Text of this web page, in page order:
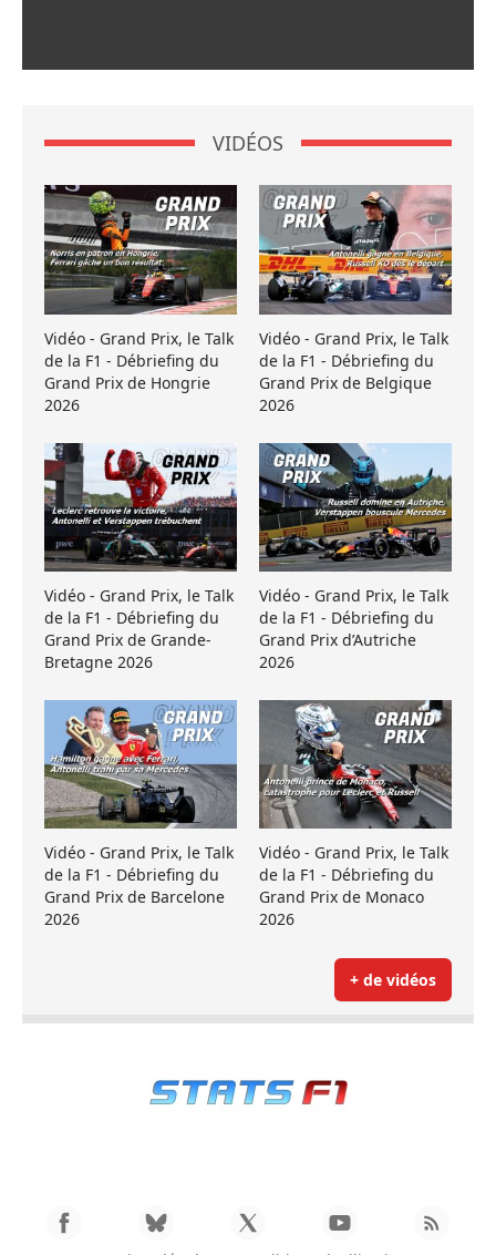
VIDÉOS
Vidéo - Grand Prix, le Talk
de la F1 - Débriefing du
Grand Prix de Hongrie
2026
Vidéo - Grand Prix, le Talk
de la F1 - Débriefing du
Grand Prix de Belgique
2026
Vidéo - Grand Prix, le Talk
de la F1 - Débriefing du
Grand Prix de Grande-
Bretagne 2026
Vidéo - Grand Prix, le Talk
de la F1 - Débriefing du
Grand Prix d’Autriche
2026
Vidéo - Grand Prix, le Talk
de la F1 - Débriefing du
Grand Prix de Barcelone
2026
Vidéo - Grand Prix, le Talk
de la F1 - Débriefing du
Grand Prix de Monaco
2026
+ de vidéos